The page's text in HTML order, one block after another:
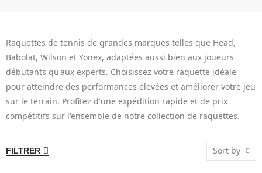
Raquettes de tennis de grandes marques telles que Head,
Babolat, Wilson et Yonex, adaptées aussi bien aux joueurs
débutants qu'aux experts. Choisissez votre raquette idéale
pour atteindre des performances élevées et améliorer votre jeu
sur le terrain. Profitez d'une expédition rapide et de prix
compétitifs sur l'ensemble de notre collection de raquettes.
FILTRER Sort by